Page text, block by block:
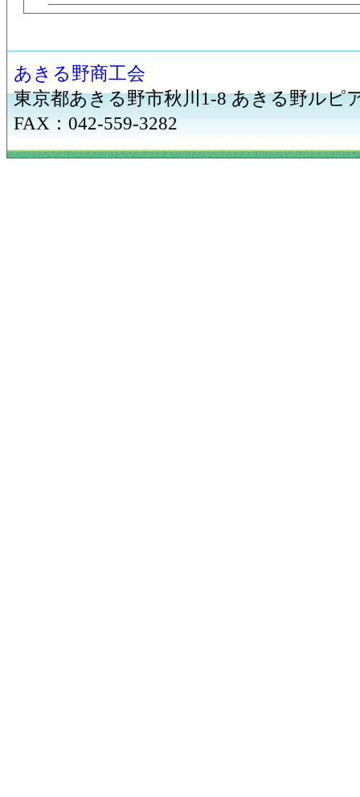
あきる野商工会
東京都あきる野市秋川1-8 あきる野ルピ
FAX：042-559-3282